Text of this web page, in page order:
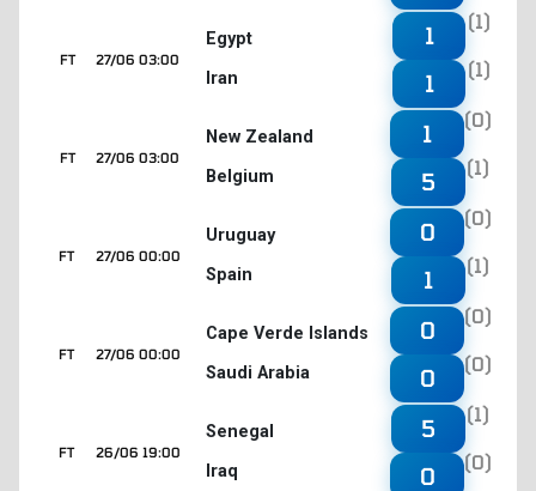
27/06 03:00
FT
Egypt
Iran
1
(1)
1
(1)
27/06 03:00
FT
New Zealand
Belgium
1
(0)
5
(1)
27/06 00:00
FT
Uruguay
Spain
0
(0)
1
(1)
27/06 00:00
FT
Cape Verde Islands
Saudi Arabia
0
(0)
0
(0)
26/06 19:00
FT
Senegal
Iraq
5
(1)
0
(0)